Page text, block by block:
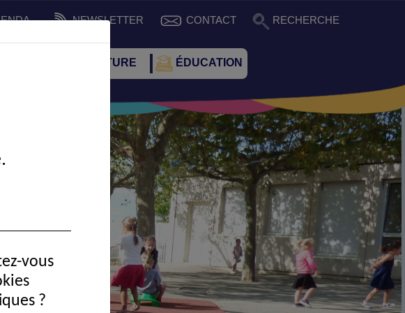
NEWSLETTER CONTACT RECHERCHE
SPORT ET CULTURE ÉDUCATION
Voltaire
vous
?